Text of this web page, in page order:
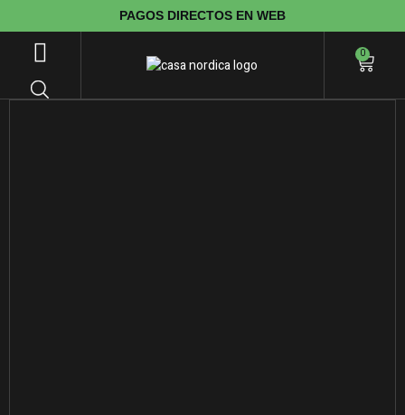
PAGOS DIRECTOS EN WEB
0